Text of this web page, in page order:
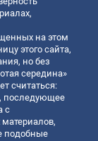
на этом
этого сайта,
но без
середина»
считаться:
последующее
с
подобные